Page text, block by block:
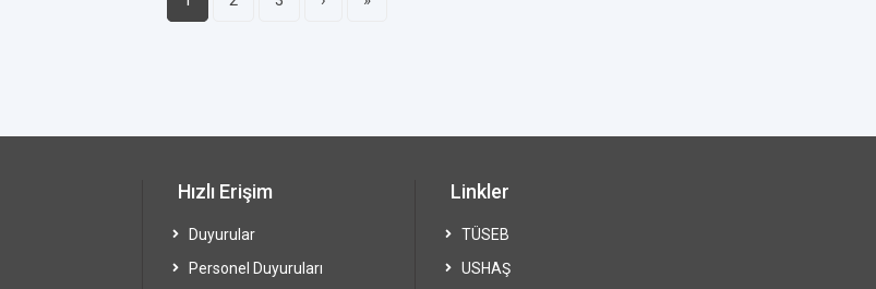
Hızlı Erişim
Duyurular
Personel Duyuruları
Linkler
TÜSEB
USHAŞ